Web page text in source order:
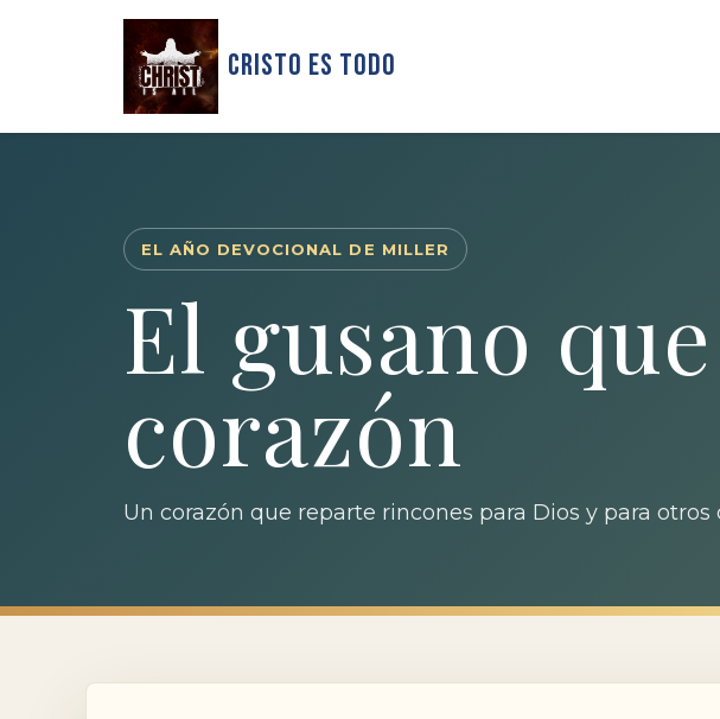
Cristo Es Todo
EL AÑO DEVOCIONAL DE MILLER
El gusano
corazón
Un corazón que reparte rincones para Dios y para otros